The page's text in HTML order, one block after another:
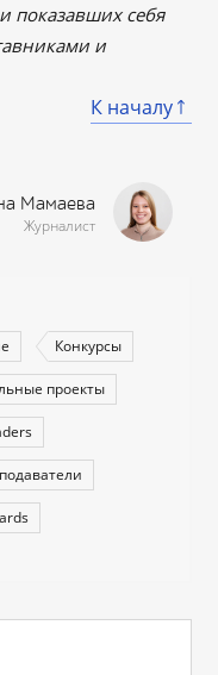
показавших себя
и
К началу
Мамаева
Журналист
Конкурсы
проекты